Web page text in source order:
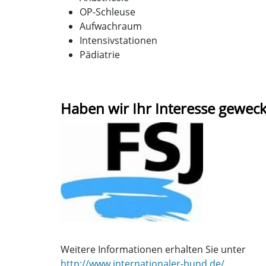
OP-Schleuse
Aufwachraum
Intensivstationen
Pädiatrie
Haben wir Ihr Interesse
Weitere Informationen erhalten Sie unter